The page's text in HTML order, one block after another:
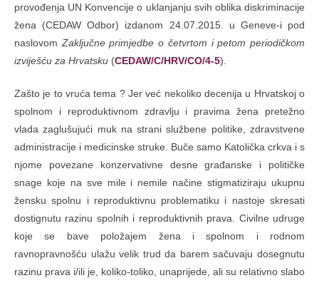
provođenja UN Konvencije o uklanjanju svih oblika diskriminacije
žena (CEDAW Odbor) izdanom 24.07.2015. u Geneve-i pod
naslovom Zaključne primjedbe o četvrtom i petom periodičkom
izviješću za Hrvatsku (CEDAW/C/HRV/CO/4-5).
Zašto je to vruća tema ? Jer već nekoliko decenija u Hrvatskoj o
spolnom i reproduktivnom zdravlju i pravima žena pretežno
vlada zaglušujući muk na strani službene politike, zdravstvene
administracije i medicinske struke. Buče samo Katolička crkva i s
njome povezane konzervativne desne građanske i političke
snage koje na sve mile i nemile načine stigmatiziraju ukupnu
žensku spolnu i reproduktivnu problematiku i nastoje skresati
dostignutu razinu spolnih i reproduktivnih prava. Civilne udruge
koje se bave položajem žena i spolnom i rodnom
ravnopravnošću ulažu velik trud da barem sačuvaju dosegnutu
razinu prava i/ili je, koliko-toliko, unaprijede, ali su relativno slabo